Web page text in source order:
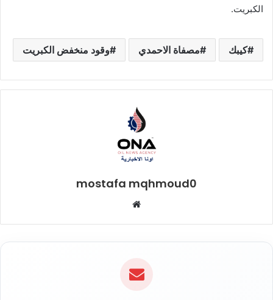
الكبريت.
كيبك مصفاة الاحمدي وقود منخفض الكبريت
mostafa mqhmoud0